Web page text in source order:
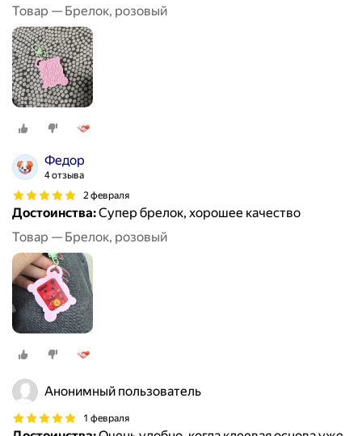
Товар — Брелок, розовый
Федор
4 отзыва
2 февраля
Достоинства:Супер брелок, хорошее качество
Товар — Брелок, розовый
Анонимный пользователь
1 февраля